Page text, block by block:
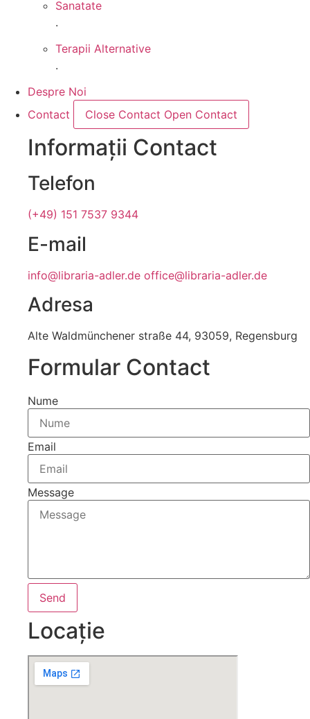
Sanatate
.
Terapii Alternative
.
Despre Noi
Contact
Close Contact Open Contact
Informații Contact
Telefon
(+49) 151 7537 9344
E-mail
info@libraria-adler.de office@libraria-adler.de
Adresa
Alte Waldmünchener straße 44, 93059, Regensburg
Formular Contact
Nume
Email
Message
Send
Locație